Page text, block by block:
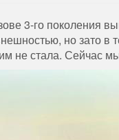
3-го поколения
но зато
не стала. Сейчас